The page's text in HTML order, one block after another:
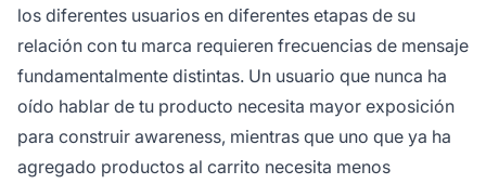
los diferentes usuarios en diferentes etapas de su
relación con tu marca requieren frecuencias de mensaje
fundamentalmente distintas. Un usuario que nunca ha
oído hablar de tu producto necesita mayor exposición
para construir awareness, mientras que uno que ya ha
agregado productos al carrito necesita menos